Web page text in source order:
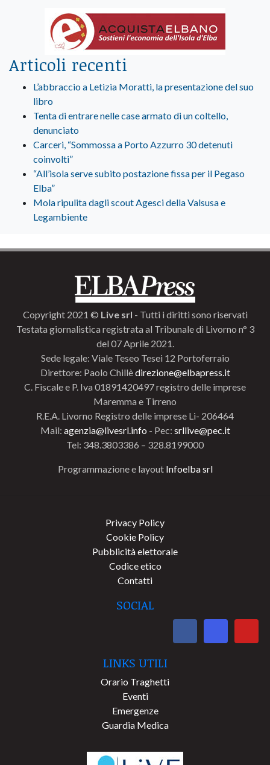
Articoli recenti
L’abbraccio a Letizia Moratti, la presentazione del suo
libro
Tenta di entrare nelle case armato di un coltello,
denunciato
Carceri, “Sommossa a Porto Azzurro 30 detenuti
coinvolti”
“All’isola serve subito postazione fissa per il Pegaso
Elba”
Mola ripulita dagli scout Agesci della Valsusa e
Legambiente
Copyright 2021 © Live srl - Tutti i diritti sono riservati
Testata giornalistica registrata al Tribunale di Livorno n° 3
del 07 Aprile 2021.
Sede legale: Viale Teseo Tesei 12 Portoferraio
Direttore: Paolo Chillèdirezione@elbapress.it
C. Fiscale e P. Iva 01891420497 registro delle imprese
Maremma e Tirreno
R.E.A. Livorno Registro delle imprese Li- 206464
Mail: agenzia@livesrl.info - Pec: srllive@pec.it
Tel: 348.3803386 – 328.8199000
Programmazione e layout Infoelba srl
Privacy Policy
Cookie Policy
Pubblicità elettorale
Codice etico
Contatti
SOCIAL
LINKS UTILI
Orario Traghetti
Eventi
Emergenze
Guardia Medica